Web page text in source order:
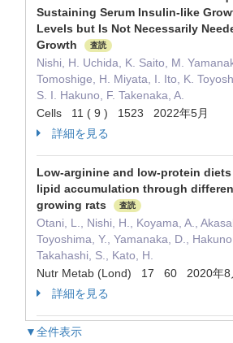
Sustaining Serum Insulin-like
Levels but Is Not Necessarily
Growth
査読
Nishi, H. Uchida, K. Saito, M.
Tomoshige, H. Miyata, I. Ito, K.
S. I. Hakuno, F. Takenaka, A.
Cells 11 ( 9 ) 1523 2022年5月
詳細を見る
Low-arginine and low-protein
lipid accumulation through
growing rats
査読
Otani, L., Nishi, H., Koyama, A.,
Toyoshima, Y., Yamanaka, D.,
Takahashi, S., Kato, H.
Nutr Metab (Lond) 17 60 2020年8
詳細を見る
▼全件表示